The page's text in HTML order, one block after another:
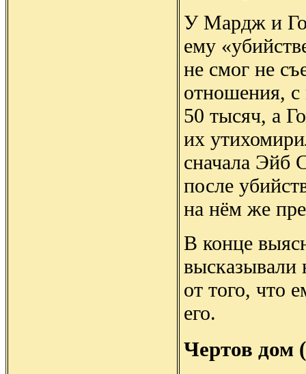
У Мардж и
ему
не смог не
отношения,
50 тысяч, а
их
сначала Эйб
после
на нём же
В конце
высказывали
от того, что
его.
Чертов дом